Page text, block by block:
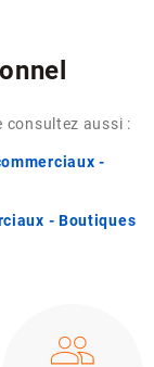
consultez aussi :
-
- Boutiques